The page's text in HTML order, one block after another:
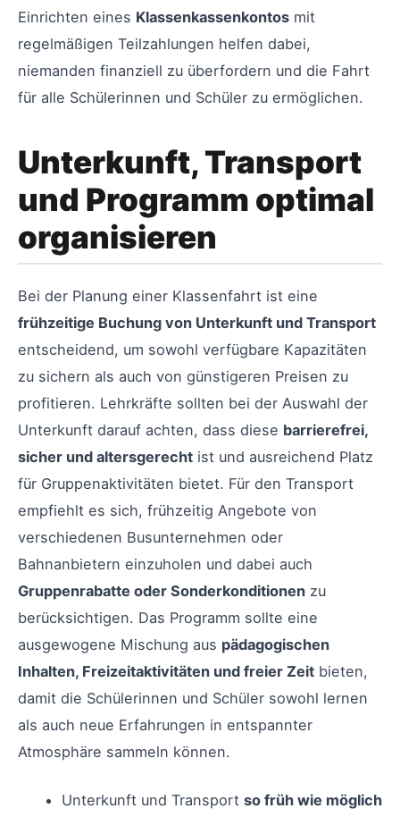
Einrichten eines Klassenkassenkontos mit
regelmäßigen Teilzahlungen helfen dabei,
niemanden finanziell zu überfordern und die Fahrt
für alle Schülerinnen und Schüler zu ermöglichen.
Unterkunft, Transport
und Programm optimal
organisieren
Bei der Planung einer Klassenfahrt ist eine
frühzeitige Buchung von Unterkunft und Transport
entscheidend, um sowohl verfügbare Kapazitäten
zu sichern als auch von günstigeren Preisen zu
profitieren. Lehrkräfte sollten bei der Auswahl der
Unterkunft darauf achten, dass diese barrierefrei,
sicher und altersgerecht ist und ausreichend Platz
für Gruppenaktivitäten bietet. Für den Transport
empfiehlt es sich, frühzeitig Angebote von
verschiedenen Busunternehmen oder
Bahnanbietern einzuholen und dabei auch
Gruppenrabatte oder Sonderkonditionen zu
berücksichtigen. Das Programm sollte eine
ausgewogene Mischung aus pädagogischen
Inhalten, Freizeitaktivitäten und freier Zeit bieten,
damit die Schülerinnen und Schüler sowohl lernen
als auch neue Erfahrungen in entspannter
Atmosphäre sammeln können.
Unterkunft und Transport so früh wie möglich